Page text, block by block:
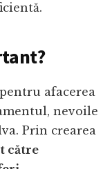
afacerea
nevoile
Prin crearea
către